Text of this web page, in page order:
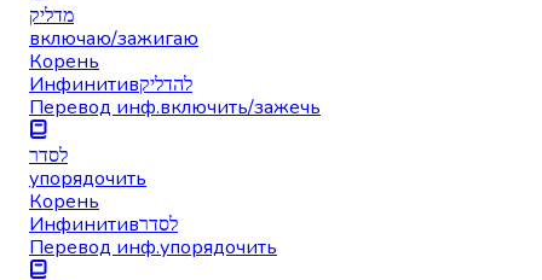
מדליק
включаю/зажигаю
Корень
Инфинитивלהדליק
Перевод инф.включить/зажечь
לסדר
упорядочить
Корень
Инфинитивלסדר
Перевод инф.упорядочить